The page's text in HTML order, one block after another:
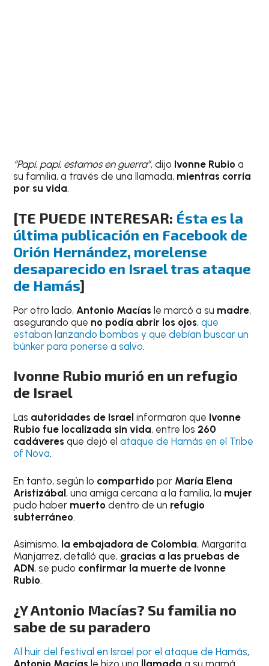
“Papi, papi, estamos en guerra”, dijo Ivonne Rubio a
su familia, a través de una llamada, mientras corría
por su vida.
[TE PUEDE INTERESAR: Ésta es la
última publicación en Facebook de
Orión Hernández, morelense
desaparecido en Israel tras ataque
de Hamás]
Por otro lado, Antonio Macías le marcó a su madre,
asegurando que no podía abrir los ojos,que
estaban lanzando bombas y que debían buscar un
búnker para ponerse a salvo.
Ivonne Rubio murió en un refugio
de Israel
Las autoridades de Israel informaron que Ivonne
Rubio fue localizada sin vida, entre los 260
cadáveres que dejó elataque de Hamás en el Tribe
of Nova.
En tanto, según lo compartidopor María Elena
Aristizábal, una amiga cercana a la familia, la mujer
pudo haber muertodentro de un refugio
subterráneo.
Asimismo, la embajadora de Colombia, Margarita
Manjarrez, detalló que, gracias a las pruebas de
ADN, se pudo confirmar la muerte de Ivonne
Rubio.
¿Y Antonio Macías? Su familia no
sabe de su paradero
Al huir del festival en Israel por el ataque de Hamás,
Antonio Macías le hizo una llamadaa su mamá,